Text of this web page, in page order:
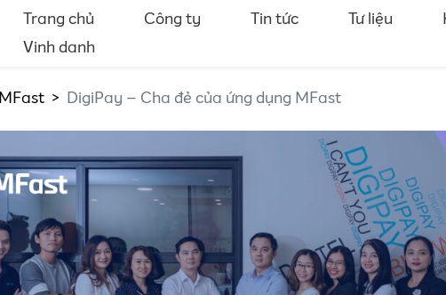
Trang chủ Công ty Tin tức Tư liệu
Vinh danh
DigiPay – Cha đẻ của ứng dụng MFast